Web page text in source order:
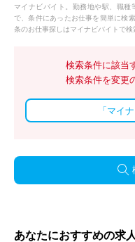
マイナビバイト。勤務地や駅、職
で、条件にあったお仕事を簡単に検
条のお仕事探しはマイナビバイトで検
検索条件に該当
検索条件を変更
「マイ
あなたにおすすめの求人